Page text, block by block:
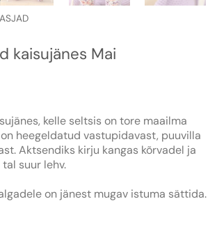
kaisujänes Mai
kelle seltsis on tore maailma
heegeldatud vastupidavast, puuvilla
Aktsendiks kirju kangas kõrvadel ja
suur lehv.
on jänest mugav istuma sättida.